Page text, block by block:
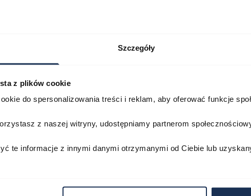
Szczegóły
z plików cookie
do spersonalizowania treści i reklam, aby oferować funkcje
z naszej witryny, udostępniamy partnerom
te informacje z innymi danymi otrzymanymi od Ciebie lub
zł
koszyka